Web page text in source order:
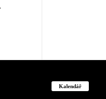
Kalendář